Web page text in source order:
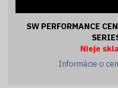
SW PERFORMANCE
Nieje
Informácie o